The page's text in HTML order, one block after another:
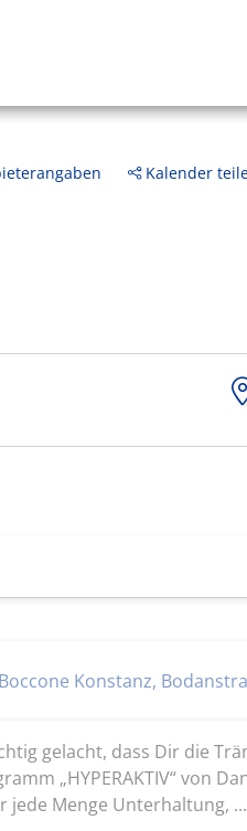
Kalender
Konstanz,
gelacht, dass Dir die
„HYPERAKTIV“ von
Menge Unterhaltung, ...